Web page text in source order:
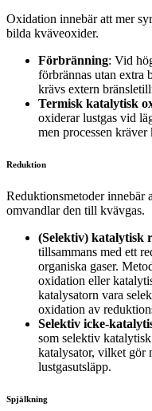
Oxidation innebär att mer
bilda kväveoxider.
Förbränning: Vid
förbrännas utan extra
krävs extern
Termisk katalytisk
oxiderar lustgas vid
men processen
Reduktion
Reduktionsmetoder innebär
omvandlar den till kvävgas.
(Selektiv) katalytisk
tillsammans med ett
organiska gaser.
oxidation eller
katalysatorn vara
oxidation av
Selektiv icke-
som selektiv
katalysator, vilket gör
lustgasutsläpp.
Spjälkning